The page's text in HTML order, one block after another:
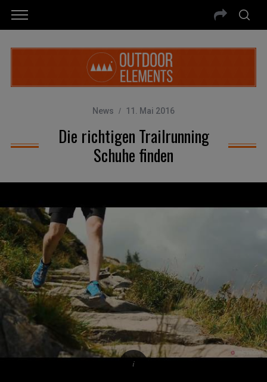
News 11. Mai 2016
Die richtigen Trailrunning
Schuhe finden